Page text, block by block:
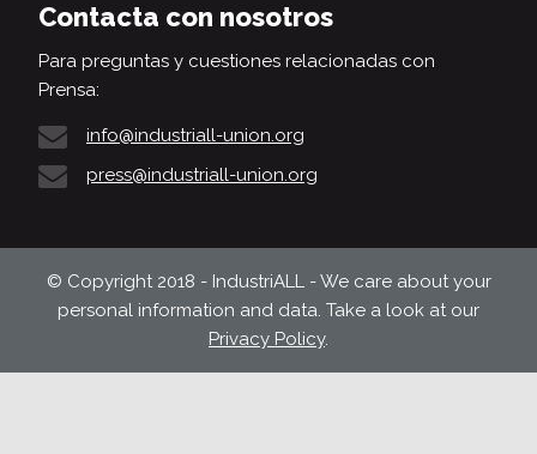
Contacta con nosotros
Para preguntas y cuestiones relacionadas con
Prensa:
info@industriall-union.org
press@industriall-union.org
© Copyright 2018 - IndustriALL - We care about your
personal information and data. Take a look at our
Privacy Policy.